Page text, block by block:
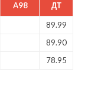
A98 ДТ
89.99
89.90
78.95